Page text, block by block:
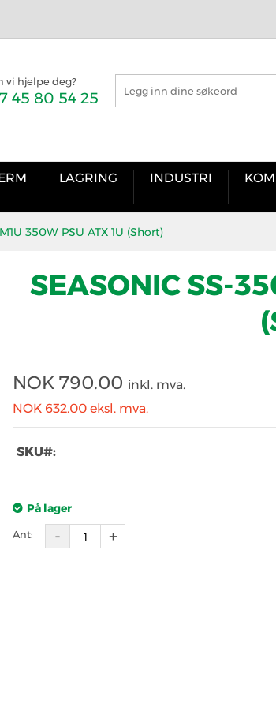
vi hjelpe deg?
45 80 54 25
LAGRING INDUSTRI
350W PSU ATX 1U (Short)
SEASONIC SS-
NOK 790.00 inkl. mva.
NOK 632.00 eksl. mva.
SKU#:
På lager
Ant: